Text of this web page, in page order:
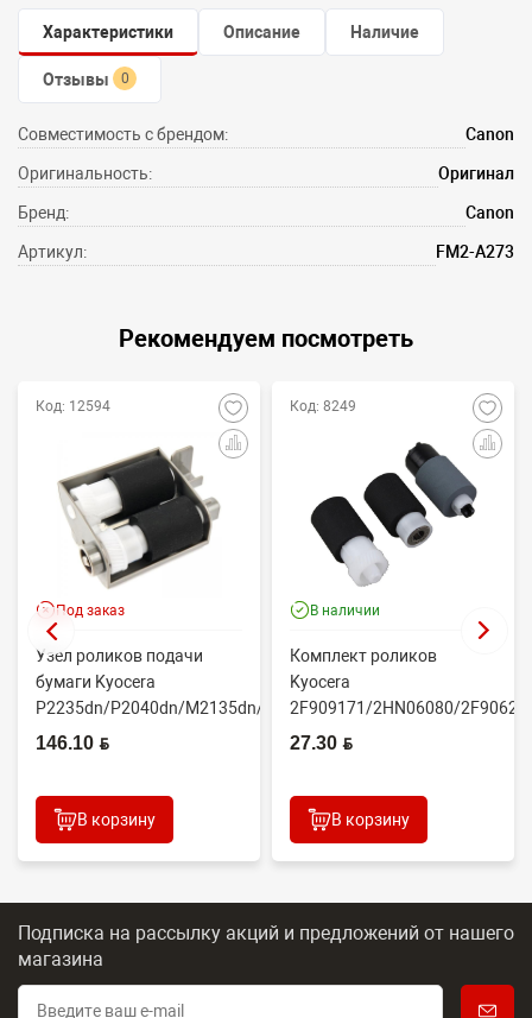
Характеристики Описание Наличие
Отзывы 0
Совместимость с брендом: Canon
Оригинальность: Оригинал
Бренд: Canon
Артикул: FM2-A273
Рекомендуем посмотреть
Код: 12594
Под заказ
Узел роликов подачи
бумаги Kyocera
P2235dn/P2040dn/M2135dn/M2635dn/M2735dw/M2040dn
(O...
146.10 BYN
В корзину
Код: 8249
В наличии
Комплект роликов
Kyocera
2F909171/2HN06080/
(CET7806)
27.30 BYN
В корзину
Подписка на рассылку акций и предложений от нашего
магазина